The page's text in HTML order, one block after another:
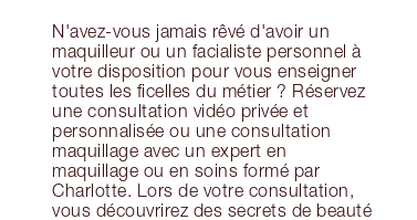
N'avez-vous jamais rêvé d'avoir un
maquilleur ou un facialiste personnel à
votre disposition pour vous enseigner
toutes les ficelles du métier ? Réservez
une consultation vidéo privée et
personnalisée ou une consultation
maquillage avec un expert en
maquillage ou en soins formé par
Charlotte. Lors de votre consultation,
vous découvrirez des secrets de beauté